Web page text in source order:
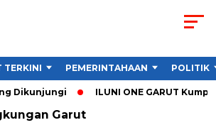
TERKINI PEMERINTAHAAN POLITIK
Dikunjungi ILUNI ONE GARUT
Garut